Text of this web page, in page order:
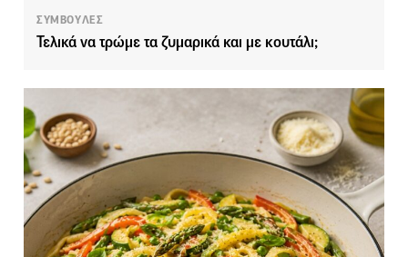
ΣΥΜΒΟΥΛΕΣ
Τελικά να τρώμε τα ζυμαρικά και με κουτάλι;